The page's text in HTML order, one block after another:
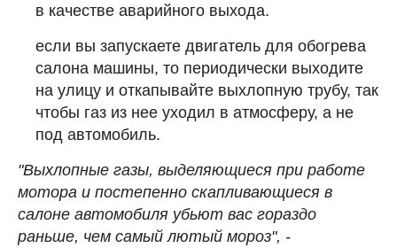
в качестве аварийного выхода.
если вы запускаете двигатель для обогрева
салона машины, то периодически выходите
на улицу и откапывайте выхлопную трубу, так
чтобы газ из нее уходил в атмосферу, а не
под автомобиль.
"Выхлопные газы, выделяющиеся при работе
мотора и постепенно скапливающиеся в
салоне автомобиля убьют вас гораздо
раньше, чем самый лютый мороз", -